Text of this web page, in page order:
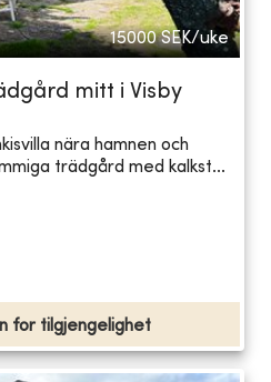
15000 SEK/uke
mitt i Visby
nära hamnen och
trädgård med kalkst...
for tilgjengelighet